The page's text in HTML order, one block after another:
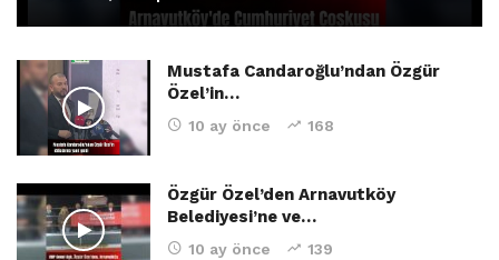
Mustafa Candaroğlu’ndan Özgür
Özel’in…
10 ay önce 168
Özgür Özel’den Arnavutköy
Belediyesi’ne ve…
10 ay önce 139